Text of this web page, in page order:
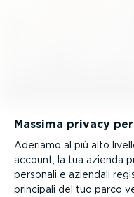
Massima privacy
Aderiamo al più alto
account, la tua azienda
personali e aziendali
principali del tuo parco